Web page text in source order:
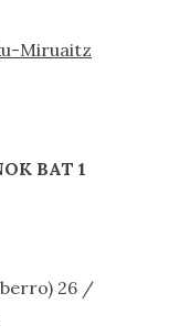
Miruaitz
BAT 1
26 /